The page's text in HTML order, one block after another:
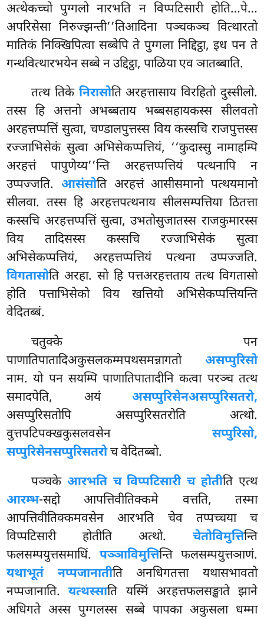
अत्थेकच्चोपुग्गलो नारभति न विप्पटिसारी होति…पे…
अपरिसेसा निरुज्झन्ती’’तिआदिना पञ्चकञ्च वित्थारतो
मातिकं निक्खिपित्वा सब्बेपि ते पुग्गला निद्दिट्ठा, इध पन ते
गन्थवित्थारभयेन सब्बे न उद्दिट्ठा, पाळिया एव ञातब्बाति.
तत्थ तिके निरासोति अरहत्तासाय विरहितो दुस्सीलो.
तस्स हि अत्तनो अभब्बताय भब्बसहायकस्स सीलवतो
अरहत्तप्पत्तिं सुत्वा, चण्डालपुत्तस्स विय कस्सचि राजपुत्तस्स
रज्जाभिसेकं सुत्वा अभिसेकप्पत्तियं, ‘‘कुदास्सु नामाहम्पि
अरहत्तं पापुणेय्य’’न्ति अरहत्तप्पत्तियं पत्थनापि न
उप्पज्जति. आसंसोति अरहत्तं आसीसमानो पत्थयमानो
सीलवा. तस्स हि अरहत्तपत्थनाय सीलसम्पत्तिया ठितत्ता
कस्सचि अरहत्तप्पत्तिं सुत्वा, उभतोसुजातस्स राजकुमारस्स
विय तादिसस्स कस्सचि रज्जाभिसेकं सुत्वा
अभिसेकप्पत्तियं, अरहत्तप्पत्तियं पत्थना उप्पज्जति.
विगतासोति अरहा. सो हि पत्तअरहत्तताय तत्थ विगतासो
होति पत्ताभिसेको विय खत्तियो अभिसेकप्पत्तियन्ति
वेदितब्बं.
चतुक्के पन
पाणातिपातादिअकुसलकम्मपथसमन्नागतो असप्पुरिसो
नाम. यो पन सयम्पि पाणातिपातादीनि कत्वा परञ्च तत्थ
समादपेति, अयं असप्पुरिसेनअसप्पुरिसतरो,
असप्पुरिसतोपि असप्पुरिसतरोति अत्थो.
वुत्तपटिपक्खकुसलवसेन सप्पुरिसो,
सप्पुरिसेनसप्पुरिसतरोच वेदितब्बो.
पञ्चके आरभति च विप्पटिसारी च होतीति एत्थ
आरम्भ-सद्दो आपत्तिवीतिक्कमे वत्तति, तस्मा
आपत्तिवीतिक्कमवसेन आरभति चेव तप्पच्चया च
विप्पटिसारी होतीति अत्थो. चेतोविमुत्तिन्ति
फलसम्पयुत्तसमाधिं. पञ्ञाविमुत्तिन्ति फलसम्पयुत्तञाणं.
यथाभूतं नप्पजानातीति अनधिगतत्ता यथासभावतो
नप्पजानाति.यत्थस्साति यस्मिं अरहत्तफलसङ्खाते झाने
अधिगते अस्स पुग्गलस्स सब्बे पापका अकुसला धम्मा